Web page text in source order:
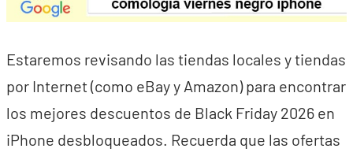
Estaremos revisando las tiendas locales y tiendas
por Internet (como eBay y Amazon) para encontrar
los mejores descuentos de Black Friday 2026 en
iPhone desbloqueados. Recuerda que las ofertas